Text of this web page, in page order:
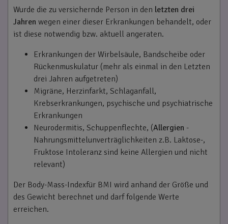
Wurde die zu versichernde Person in den letzten drei
Jahren wegen einer dieser Erkrankungen behandelt, oder
ist diese notwendig bzw. aktuell angeraten.
Erkrankungen der Wirbelsäule, Bandscheibe oder
Rückenmuskulatur (mehr als einmal in den Letzten
drei Jahren aufgetreten)
Migräne, Herzinfarkt, Schlaganfall,
Krebserkrankungen, psychische und psychiatrische
Erkrankungen
Neurodermitis, Schuppenflechte, (Allergien -
Nahrungsmittelunverträglichkeiten z.B. Laktose-,
Fruktose Intoleranz sind keine Allergien und nicht
relevant)
Der Body-Mass-Indexfür BMI wird anhand der Größe und
des Gewicht berechnet und darf folgende Werte
erreichen.